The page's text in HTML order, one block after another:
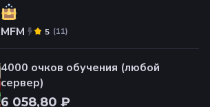
MFM (11)
5
4000 очков обучения (любой
сервер)
6 058,80 ₽